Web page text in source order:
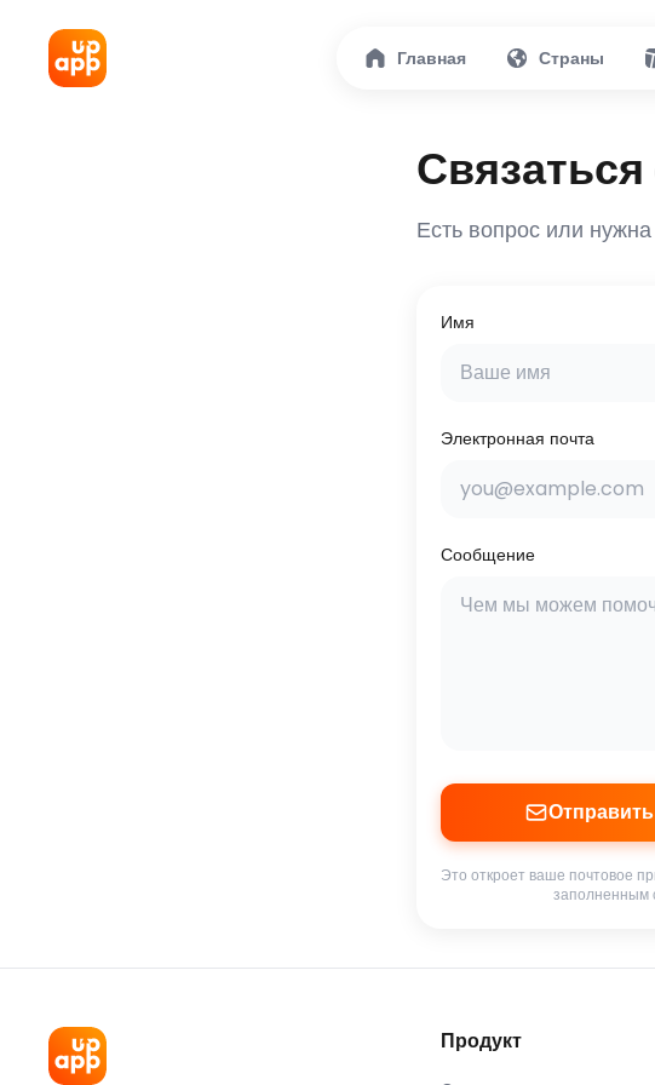
Главная Страны
Есть вопрос или
Имя
Электронная почта
Сообщение
Это откроет ваше почтовое
заполненным
Продукт